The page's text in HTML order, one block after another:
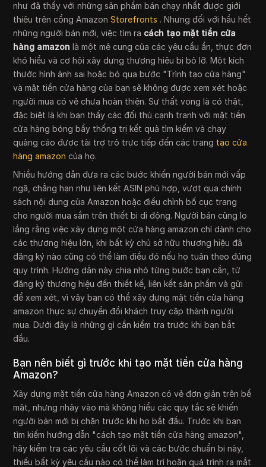
như đã thấy với những sản phẩm bán chạy nhất được giới
thiệu trên cổng AmazonStorefronts . Nhưng đối với hầu hết
những người bán mới, việc tìm ra cách tạo mặt tiền cửa
hàng amazon là một mê cung của các yêu cầu ẩn, thực đơn
khó hiểu và cơ hội xây dựng thương hiệu bị bỏ lỡ. Một kích
thước hình ảnh sai hoặc bỏ qua bước "Trình tạo cửa hàng"
và mặt tiền cửa hàng của bạn sẽ không được xem xét hoặc
người mua có vẻ chưa hoàn thiện. Sự thất vọng là có thật,
đặc biệt là khi bạn thấy các đối thủ cạnh tranh với mặt tiền
cửa hàng bóng bẩy thống trị kết quả tìm kiếm và chạy
quảng cáo được tài trợ trỏ trực tiếp đến các trang tạo cửa
hàng amazon của họ.
Nhiều hướng dẫn đưa ra các bước khiến người bán mới vấp
ngã, chẳng hạn như liên kết ASIN phù hợp, vượt qua chính
sách nội dung của Amazon hoặc điều chỉnh bố cục trang
cho người mua sắm trên thiết bị di động. Người bán cũng lo
lắng rằng việc xây dựng một cửa hàng amazon chỉ dành cho
các thương hiệu lớn, khi bất kỳ chủ sở hữu thương hiệu đã
đăng ký nào cũng có thể làm điều đó nếu họ tuân theo đúng
quy trình. Hướng dẫn này chia nhỏ từng bước bạn cần, từ
đăng ký thương hiệu đến thiết kế, liên kết sản phẩm và gửi
để xem xét, vì vậy bạn có thể xây dựng mặt tiền cửa hàng
amazon thực sự chuyển đổi khách truy cập thành người
mua. Dưới đây là những gì cần kiểm tra trước khi bạn bắt
đầu.
Bạn nên biết gì trước khi tạo mặt tiền cửa hàng
Amazon?
Xây dựng mặt tiền cửa hàng Amazon có vẻ đơn giản trên bề
mặt, nhưng nhảy vào mà không hiểu các quy tắc sẽ khiến
người bán mới bị chặn trước khi họ bắt đầu. Trước khi bạn
tìm kiếm hướng dẫn "cách tạo mặt tiền cửa hàng amazon",
hãy kiểm tra các yêu cầu cốt lõi và các bước chuẩn bị này,
thiếu bất kỳ yêu cầu nào có thể làm trì hoãn quá trình ra mắt